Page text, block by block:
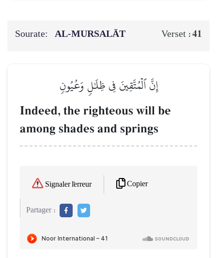
Sourate: AL‑MURSALĀT Verset :41
إِنَّ ٱلۡمُتَّقِينَ فِي ظِلَٰلٖ وَعُيُونٖ
Indeed, the righteous will be
among shades and springs
Signaler l'erreur Copier
Partager :